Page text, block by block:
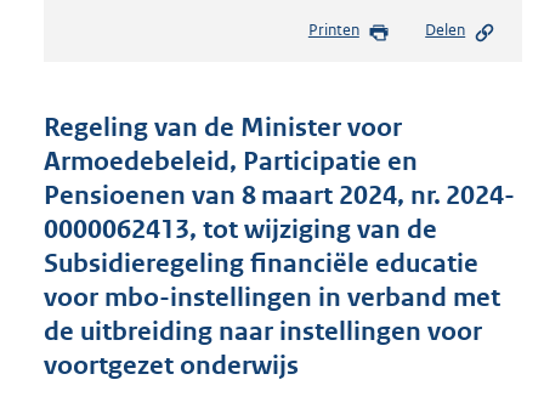
s
d
s
g
o
o
t
e
Printen Delen
Regeling van de Minister voor
Armoedebeleid, Participatie en
Pensioenen van 8 maart 2024, nr. 2024-
0000062413, tot wijziging van de
Subsidieregeling financiële educatie
voor mbo-instellingen in verband met
de uitbreiding naar instellingen voor
voortgezet onderwijs